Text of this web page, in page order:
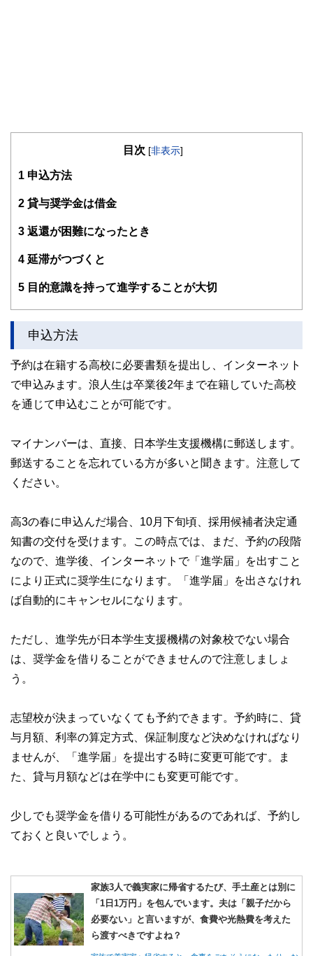
目次 [非表示]
1 申込方法
2 貸与奨学金は借金
3 返還が困難になったとき
4 延滞がつづくと
5 目的意識を持って進学することが大切
申込方法
予約は在籍する高校に必要書類を提出し、インターネット
で申込みます。浪人生は卒業後2年まで在籍していた高校
を通じて申込むことが可能です。
マイナンバーは、直接、日本学生支援機構に郵送します。
郵送することを忘れている方が多いと聞きます。注意して
ください。
高3の春に申込んだ場合、10月下旬頃、採用候補者決定通
知書の交付を受けます。この時点では、まだ、予約の段階
なので、進学後、インターネットで「進学届」を出すこと
により正式に奨学生になります。「進学届」を出さなけれ
ば自動的にキャンセルになります。
ただし、進学先が日本学生支援機構の対象校でない場合
は、奨学金を借りることができませんので注意しましょ
う。
志望校が決まっていなくても予約できます。予約時に、貸
与月額、利率の算定方式、保証制度など決めなければなり
ませんが、「進学届」を提出する時に変更可能です。ま
た、貸与月額などは在学中にも変更可能です。
少しでも奨学金を借りる可能性があるのであれば、予約し
ておくと良いでしょう。
家族3人で義実家に帰省するたび、手土産とは別に
「1日1万円」を包んでいます。夫は「親子だから
必要ない」と言いますが、食費や光熱費を考えた
ら渡すべきですよね？